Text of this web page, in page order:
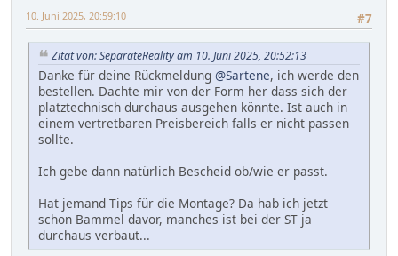
#7
10. Juni 2025, 20:59:10
Zitat von: SeparateReality am 10. Juni 2025, 20:52:13
Danke für deine Rückmeldung @Sartene, ich werde den
bestellen. Dachte mir von der Form her dass sich der
platztechnisch durchaus ausgehen könnte. Ist auch in
einem vertretbaren Preisbereich falls er nicht passen
sollte.
Ich gebe dann natürlich Bescheid ob/wie er passt.
Hat jemand Tips für die Montage? Da hab ich jetzt
schon Bammel davor, manches ist bei der ST ja
durchaus verbaut...